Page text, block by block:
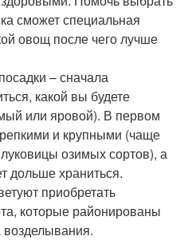
сможет специальная
овощ после чего лучше
– сначала
какой вы будете
или яровой). В первом
и крупными (чаще
озимых сортов), а
дольше храниться.
приобретать
которые районированы
возделывания.